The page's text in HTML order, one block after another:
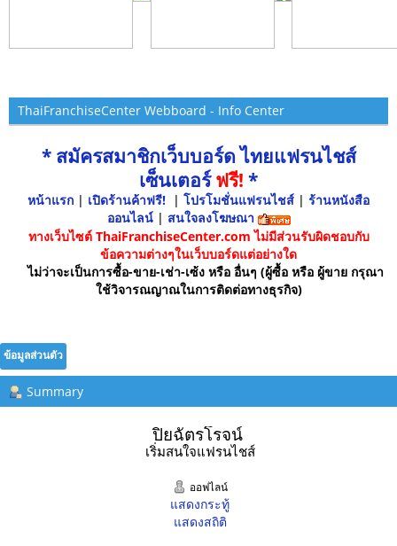
ThaiFranchiseCenter Webboard - Info Center
* สมัครสมาชิกเว็บบอร์ด ไทยแฟรนไชส์
เซ็นเตอร์ฟรี! *
หน้าแรก | เปิดร้านค้าฟรี! | โปรโมชั่นแฟรนไชส์ | ร้านหนังสือ
ออนไลน์ | สนใจลงโฆษณา
ทางเว็บไซต์ ThaiFranchiseCenter.com ไม่มีส่วนรับผิดชอบกับ
ข้อความต่างๆในเว็บบอร์ดแต่อย่างใด
ไม่ว่าจะเป็นการซื้อ-ขาย-เช่า-เซ้ง หรือ อื่นๆ (ผู้ซื้อ หรือ ผู้ขาย กรุณา
ใช้วิจารณญาณในการติดต่อทางธุรกิจ)
ข้อมูลส่วนตัว
Summary
ปิยฉัตรโรจน์
เริ่มสนใจแฟรนไชส์
ออฟไลน์
แสดงกระทู้
แสดงสถิติ